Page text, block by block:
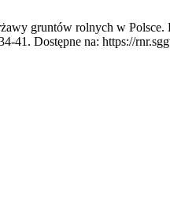
gruntów rolnych w
41. Dostępne na: https://